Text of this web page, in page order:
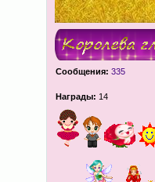
Сообщения: 335
Награды: 14